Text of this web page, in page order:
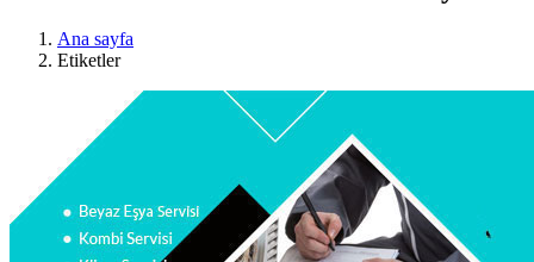
Ana sayfa
Etiketler